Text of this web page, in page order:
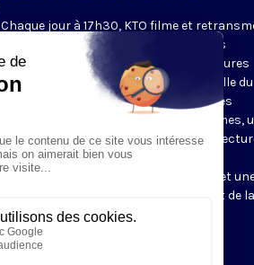
Chaque jour à 17h30, KTO filme et
les Vêpres depuis Notre-Dame de Paris
rouverte. Les Vêpres font partie des Heures
de l’Office divin, c’est la prière solennelle du
soir. L’office de Vêpres comprend, après
l’introduction, une hymne, deux Psaumes,
Cantique du Nouveau Testament, une
brève, le chant d’actions de grâces du
Magnificat, les prières d’intercession et
brève oraison. Les textes des Vêpres et de la
messe sont presque toujours ceux
qu’indiquent le site